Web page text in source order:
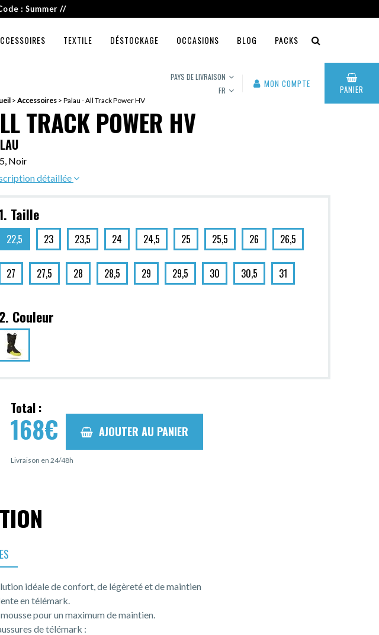
: Summer //
TEXTILE DÉSTOCKAGE OCCASIONS BLOG PACKS
PAYS DE LIVRAISON
FR
MON COMPTE PANIER
> Accessoires > Palau - All Track Power HV
TRACK POWER HV
Noir
détaillée
Taille
22,5 23 23,5 24 24,5 25 25,5 26 26,5
27 27,5 28 28,5 29 29,5 30 30,5 31
2. Couleur
Total :
168€ AJOUTER AU PANIER
Livraison en 24/48h
idéale de confort, de légèreté et de maintien
en télémark.
pour un maximum de maintien.
de télémark :